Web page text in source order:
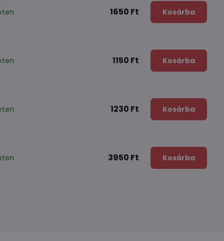
1650 Ft Kosárba
1150 Ft Kosárba
1230 Ft Kosárba
3950 Ft Kosárba